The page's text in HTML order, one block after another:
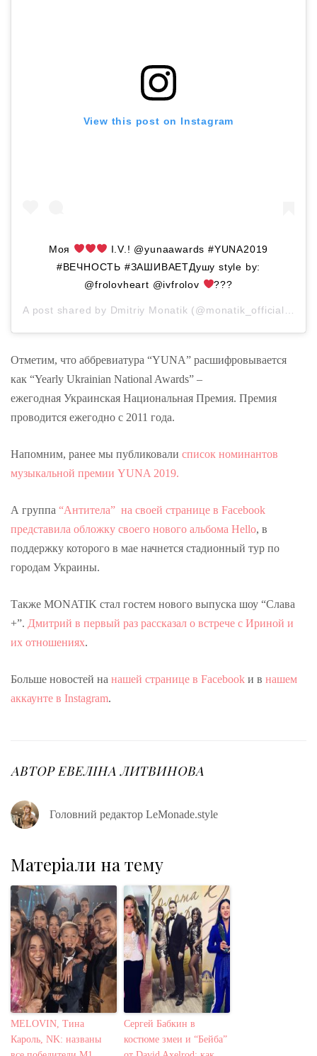
View this post on Instagram
Моя
I.V.! @yunaawards #YUNA2019
#ВЕЧНОСТЬ #ЗАШИВАЕТДушу style by:
@frolovheart @ivfrolov
???
A post shared by Dmitriy Monatik (@monatik_official) on
Отметим, что аббревиатура “YUNA” расшифровывается
как “Yearly Ukrainian National Awards” –
ежегодная Украинская Национальная Премия. Премия
проводится ежегодно с 2011 года.
Напомним, ранее мы публиковали список номинантов
музыкальной премии YUNA 2019.
А группа “Антитела” на своей странице в Facebook
представила обложку своего нового альбома Hello, в
поддержку которого в мае начнется стадионный тур по
городам Украины.
Также MONATIK стал гостем нового выпуска шоу “Слава
+”. Дмитрий в первый раз рассказал о встрече с Ириной и
их отношениях.
Больше новостей на нашей странице в Facebook и в нашем
аккаунте в Instagram.
АВТОР ЕВЕЛІНА ЛИТВИНОВА
Головний редактор LeMonade.style
Матеріали на тему
MELOVIN, Тина
Кароль, NK: названы
Сергей Бабкин в
костюме змеи и “Бейба”